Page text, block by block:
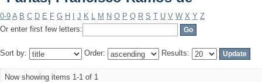
0-9 A B C D E F G H J K L M N O P Q R S T U V W X Y Z
Or enter first few letters:
Sort by: Order: Results:
Now showing items 1-1 of 1